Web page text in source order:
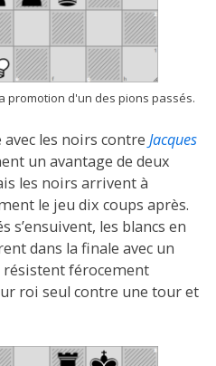
promotion d'un des pions passés.
avec les noirs contreJacques
un avantage de deux
les noirs arrivent à
le jeu dix coups après.
s’ensuivent, les blancs en
dans la finale avec un
résistent férocement
roi seul contre une tour et